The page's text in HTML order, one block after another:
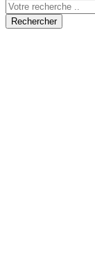
Rechercher